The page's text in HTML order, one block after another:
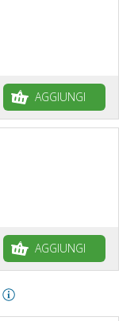
AGGIUNGI
AGGIUNGI